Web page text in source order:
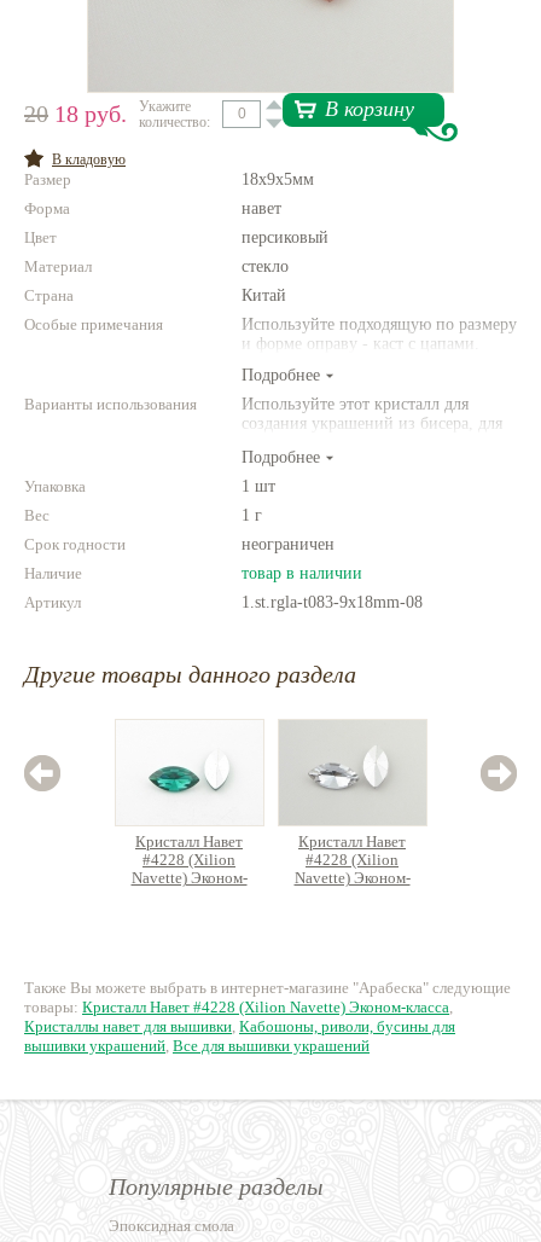
Проволока
Натуральные камни
Каталог
Фотофорум
О магазине
20 18 руб.
Укажите
количество:
В корзину
В кладовую
Размер
18х9х5мм
Форма
навет
Цвет
персиковый
Материал
стекло
Страна
Китай
Особые примечания
Используйте подходящую по размеру
и форме оправу - каст с цапами.
Подробнее
Варианты использования
Используйте этот кристалл для
создания украшений из бисера, для
Подробнее
Упаковка
1 шт
Вес
1 г
Срок годности
неограничен
Наличие
товар в наличии
Артикул
1.st.rgla-t083-9x18mm-08
Другие товары данного раздела
Кристалл Навет
#4228 (Xilion
Navette) Эконом-
Кристалл Навет
#4228 (Xilion
Navette) Эконом-
Также Вы можете выбрать в интернет-магазине "Арабеска" следующие
товары: Кристалл Навет #4228 (Xilion Navette) Эконом-класса,
Кристаллы навет для вышивки, Кабошоны, риволи, бусины для
вышивки украшений, Все для вышивки украшений
Популярные разделы
Эпоксидная смола